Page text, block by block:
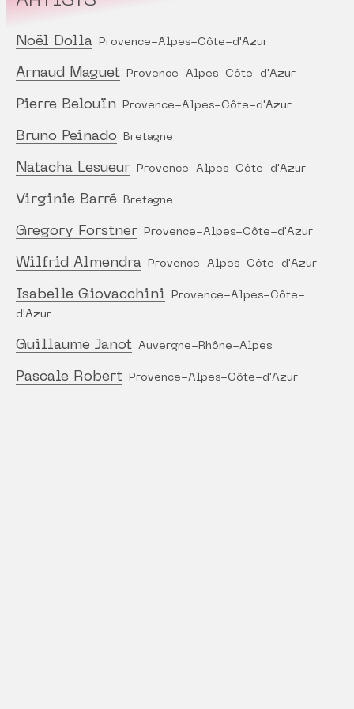
Noël Dolla Provence-Alpes-Côte-d'Azur
Arnaud Maguet Provence-Alpes-Côte-d'Azur
Pierre Belouïn Provence-Alpes-Côte-d'Azur
Bruno Peinado Bretagne
Natacha Lesueur Provence-Alpes-Côte-d'Azur
Virginie Barré Bretagne
Gregory Forstner Provence-Alpes-Côte-d'Azur
Wilfrid Almendra Provence-Alpes-Côte-d'Azur
Isabelle Giovacchini
Provence-Alpes-Côte-
d'Azur
Guillaume Janot Auvergne-Rhône-Alpes
Pascale Robert Provence-Alpes-Côte-d'Azur